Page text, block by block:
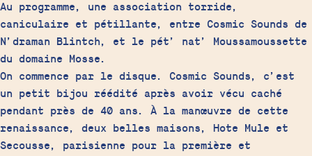
Au programme, une association torride,
caniculaire et pétillante, entre Cosmic Sounds de
N’draman Blintch, et le pét’ nat’ Moussamoussette
du domaine Mosse.
On commence par le disque. Cosmic Sounds, c’est
un petit bijou réédité après avoir vécu caché
pendant près de 40 ans. À la manœuvre de cette
renaissance, deux belles maisons, Hote Mule et
Secousse, parisienne pour la première et